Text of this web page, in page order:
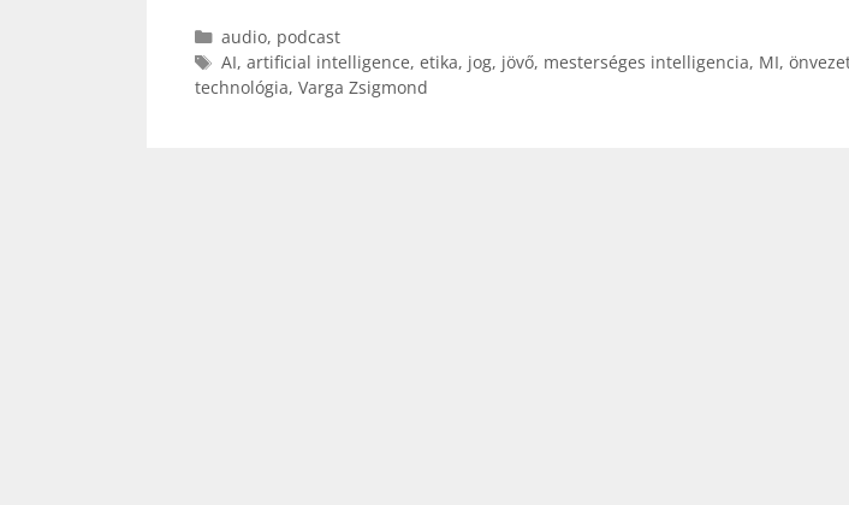
Kategória
audio, podcast
Címkék
AI, artificial intelligence, etika, jog, jövő, mesterséges intelligencia, MI,
technológia, Varga Zsigmond